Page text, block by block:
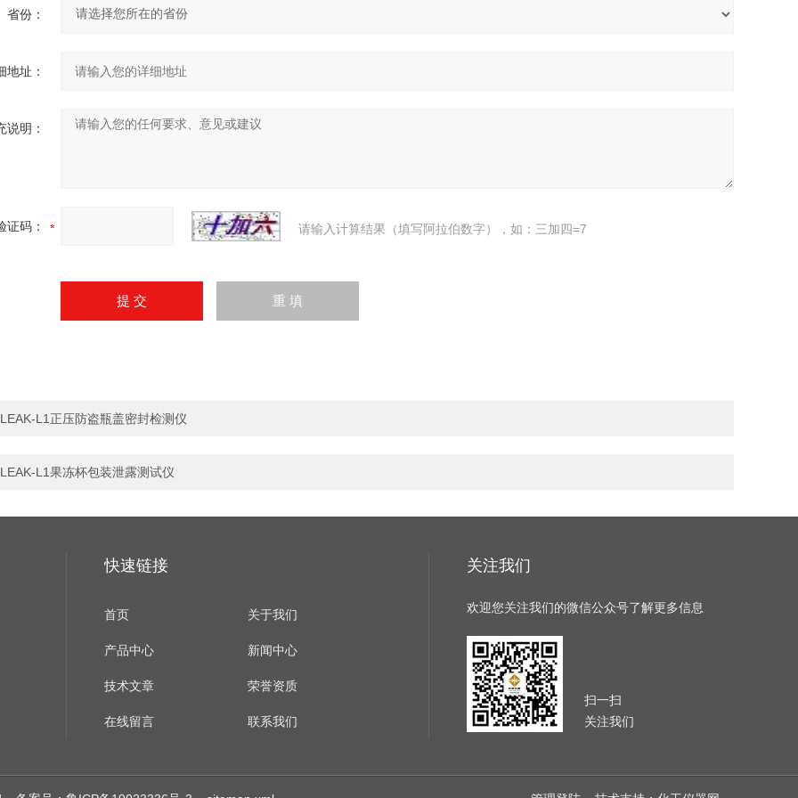
省份：
地址：
说明：
证码： 请输入计算结果（填写阿拉伯数字），如：三加四=7
LEAK-L1正压防盗瓶盖密封检测仪
LEAK-L1果冻杯包装泄露测试仪
快速链接
首页 关于我们
产品中心 新闻中心
技术文章 荣誉资质
在线留言 联系我们
关注我们
欢迎您关注我们的微信公众号了解更多信息
扫一扫
关注我们